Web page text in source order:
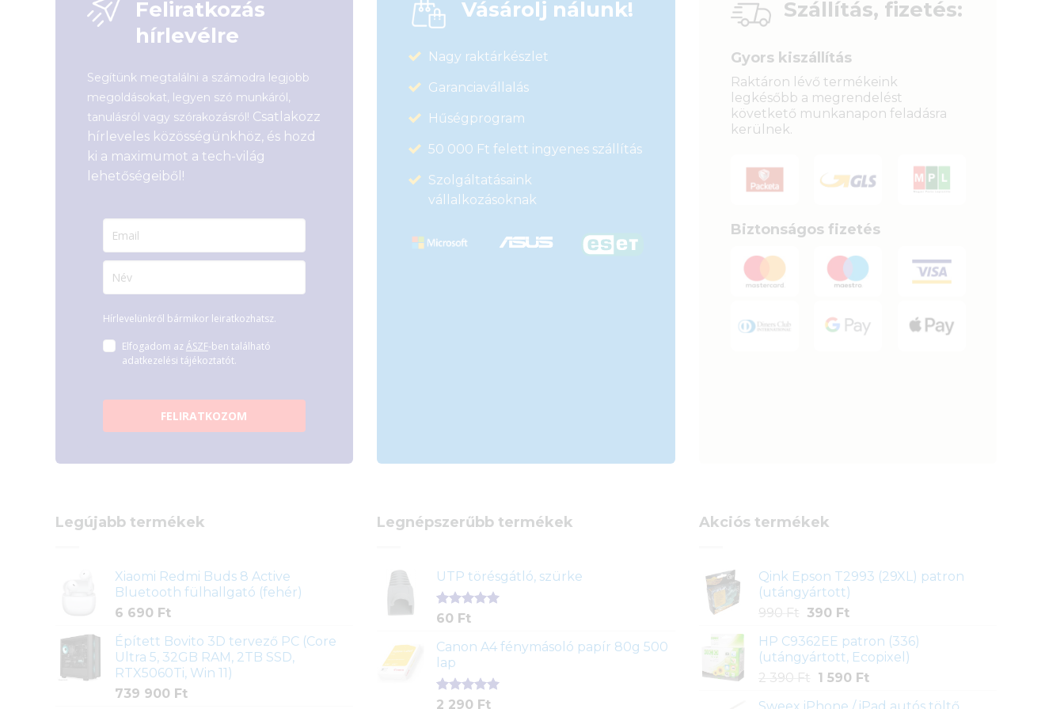
36 990 20 590Ft
Feliratkozás
hírlevélre
Segítünk megtalálni a számodra legjobb
megoldásokat, legyen szó munkáról,
tanulásról vagy szórakozásról! Csatlakozz
hírleveles közösségünkhöz, és hozd
ki a maximumot a tech-világ
lehetőségeiből!
Hírlevelünkről bármikor leiratkozhatsz.
Elfogadom az ÁSZF-ben található
adatkezelési tájékoztatót.
FELIRATKOZOM
Vásárolj nálunk!
Nagy raktárkészlet
Garanciavállalás
Hűségprogram
50 000 Ft felett ingyenes szállítás
Szolgáltatásaink
vállalkozásoknak
Szállítás, fizetés:
Gyors kiszállítás
Raktáron lévő termékeink
legkésőbb a megrendelést
követkető munkanapon feladásra
kerülnek.
Biztonságos fizetés
Legújabb termékek
Xiaomi Redmi Buds 8 Active
Bluetooth fülhallgató (fehér)
6 690 Ft
Épített Bovito 3D tervező PC (Core
Ultra 5, 32GB RAM, 2TB SSD,
RTX5060Ti, Win 11)
739 900 Ft
Legnépszerűbb termékek
UTP törésgátló, szürke
Értékelés
ből,
1
értékelés
alapján
60 Ft
Canon A4 fénymásoló papír 80g 500
lap
Értékelés
2
2 290 Ft
Akciós termékek
Qink Epson T2993 (29XL) patron
(utángyártott)
990 Ft
Original
was:
990 Ft.
390 FtCurrent
is:
390 Ft.
HP C9362EE patron (336)
(utángyártott, Ecopixel)
2 390 Ft
Original
1 590 FtCurrent